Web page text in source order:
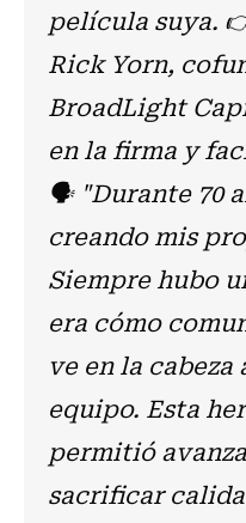
película suya.
Rick Yorn,
BroadLight
en la firma y
🗣 "Durante 70
creando mis
Siempre hubo
era cómo
ve en la
equipo. Esta
permitió
sacrificar